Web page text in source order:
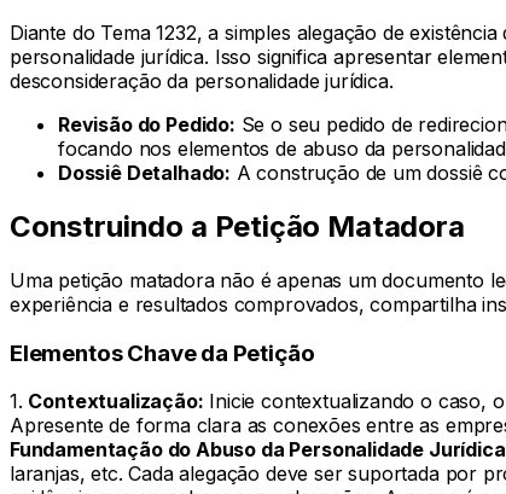
Diante do Tema 1232, a simples alegação de
personalidade jurídica. Isso significa apresentar
desconsideração da personalidade jurídica.
Revisão do Pedido: Se o seu pedido de
focando nos elementos de abuso da
Dossiê Detalhado: A construção de um dossiê
Construindo a Petição Matadora
Uma petição matadora não é apenas um documento
experiência e resultados comprovados, compartilha
Elementos Chave da Petição
1. Contextualização: Inicie contextualizando o caso,
Apresente de forma clara as conexões entre as
Fundamentação do Abuso da Personalidade
laranjas, etc. Cada alegação deve ser suportada por